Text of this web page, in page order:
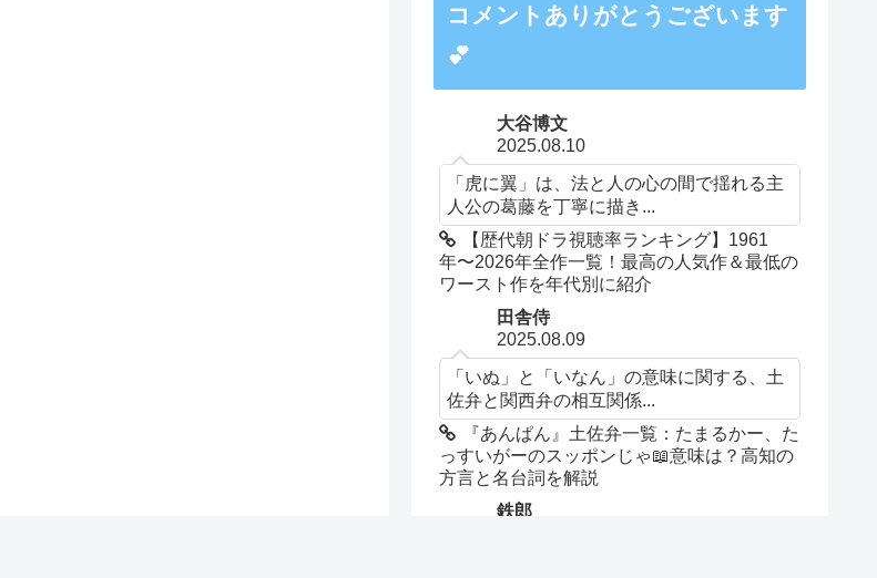
コメントありがとうございます
💕
大谷博文
2025.08.10
「虎に翼」は、法と人の心の間で揺れる主
人公の葛藤を丁寧に描き...
【歴代朝ドラ視聴率ランキング】1961
年〜2026年全作一覧！最高の人気作＆最低の
ワースト作を年代別に紹介
田舎侍
2025.08.09
「いぬ」と「いなん」の意味に関する、土
佐弁と関西弁の相互関係...
『あんぱん』土佐弁一覧：たまるかー、た
っすいがーのスッポンじゃ📖意味は？高知の
方言と名台詞を解説
鉄郎